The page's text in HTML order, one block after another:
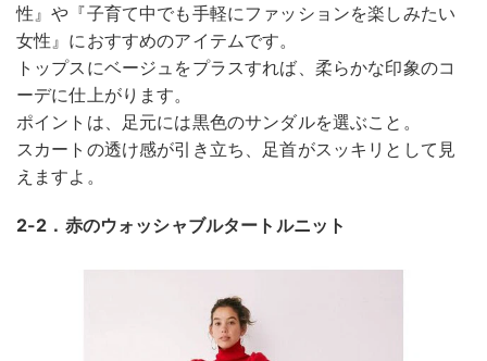
性』や『子育て中でも手軽にファッションを楽しみたい
女性』におすすめのアイテムです。
トップスにベージュをプラスすれば、柔らかな印象のコ
ーデに仕上がります。
ポイントは、足元には黒色のサンダルを選ぶこと。
スカートの透け感が引き立ち、足首がスッキリとして見
えますよ。
2-2．赤のウォッシャブルタートルニット